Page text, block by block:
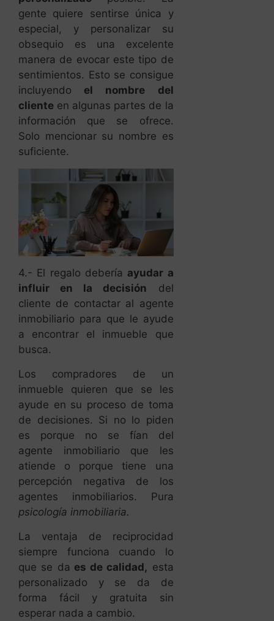
gente quiere sentirse única y
especial, y personalizar su
obsequio es una excelente
manera de evocar este tipo de
sentimientos. Esto se consigue
incluyendo el nombre del
cliente en algunas partes de la
información que se ofrece.
Solo mencionar su nombre es
suficiente.
4.- El regalo debería ayudar a
influir en la decisión del
cliente de contactar al agente
inmobiliario para que le ayude
a encontrar el inmueble que
busca.
Los compradores de un
inmueble quieren que se les
ayude en su proceso de toma
de decisiones. Si no lo piden
es porque no se fían del
agente inmobiliario que les
atiende o porque tiene una
percepción negativa de los
agentes inmobiliarios. Pura
psicología inmobiliaria.
La ventaja de reciprocidad
siempre funciona cuando lo
que se da es de calidad, esta
personalizado y se da de
forma fácil y gratuita sin
esperar nada a cambio.